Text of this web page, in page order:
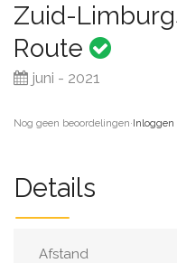
Zuid-
Route
juni - 2021
Nog geen beoordelingen·Inloggen
Details
Afstand